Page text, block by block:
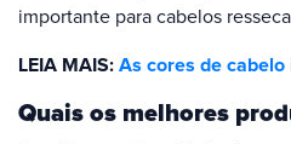
importante para cabelos
LEIA MAIS: As cores de
Quais os melhores